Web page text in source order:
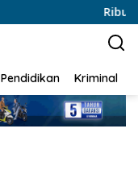
Ribuan Personel
Pendidikan Kriminal